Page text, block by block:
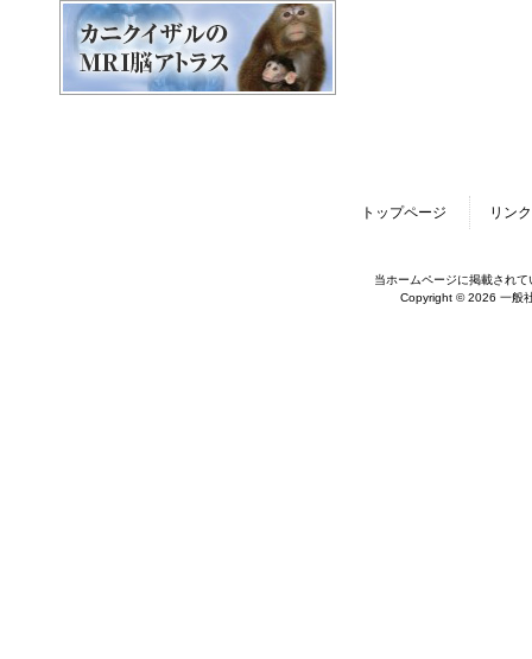
トップページ リンク
当ホームページに掲載され
Copyright © 2026 一般